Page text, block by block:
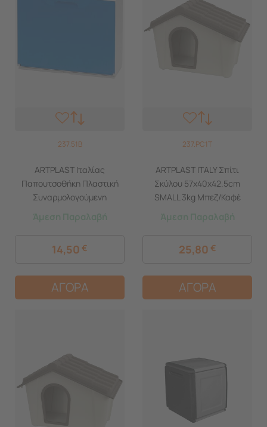
237.51B
ARTPLAST Ιταλίας
Παπουτσοθήκη Πλαστική
Συναρμολογούμενη
51x17.3x41cm για 3 Ζευγάρια
Άμεση Παραλαβή
14,50 €
ΑΓΟΡΑ
237.PC1T
ARTPLAST ITALY Σπίτι
Σκύλου 57x40x42.5cm
SMALL 3kg Μπεζ/Καφέ
Άμεση Παραλαβή
25,80 €
ΑΓΟΡΑ